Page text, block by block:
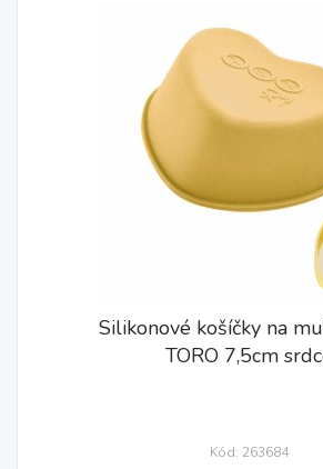
Silikonové košíčky na
TORO 7,5cm
Kód: 263684